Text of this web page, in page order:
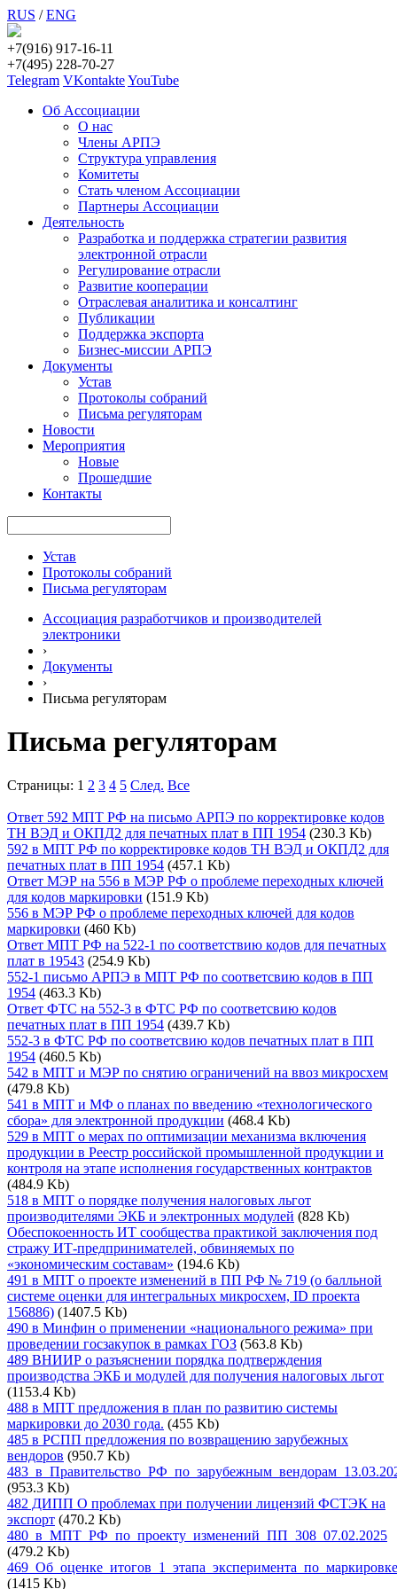
RUS /ENG
+7(916) 917-16-11
+7(495) 228-70-27
Telegram VKontakteYouTube
Об Ассоциации
О нас
Члены АРПЭ
Структура управления
Комитеты
Стать членом Ассоциации
Партнеры Ассоциации
Деятельность
Разработка и поддержка стратегии развития
электронной отрасли
Регулирование отрасли
Развитие кооперации
Отраслевая аналитика и консалтинг
Публикации
Поддержка экспорта
Бизнес-миссии АРПЭ
Документы
Устав
Протоколы собраний
Письма регуляторам
Новости
Мероприятия
Новые
Прошедшие
Контакты
Устав
Протоколы собраний
Письма регуляторам
Ассоциация разработчиков и производителей
электроники
›
Документы
›
Письма регуляторам
Письма регуляторам
Страницы: 1 2 3 4 5 След. Все
Ответ 592 МПТ РФ на письмо АРПЭ по корректировке кодов
ТН ВЭД и ОКПД2 для печатных плат в ПП 1954 (230.3 Kb)
592 в МПТ РФ по корректировке кодов ТН ВЭД и ОКПД2 для
печатных плат в ПП 1954 (457.1 Kb)
Ответ МЭР на 556 в МЭР РФ о проблеме переходных ключей
для кодов маркировки (151.9 Kb)
556 в МЭР РФ о проблеме переходных ключей для кодов
маркировки (460 Kb)
Ответ МПТ РФ на 522-1 по соответствию кодов для печатных
плат в 19543 (254.9 Kb)
552-1 письмо АРПЭ в МПТ РФ по соответсвию кодов в ПП
1954 (463.3 Kb)
Ответ ФТС на 552-3 в ФТС РФ по соответсвию кодов
печатных плат в ПП 1954 (439.7 Kb)
552-3 в ФТС РФ по соответсвию кодов печатных плат в ПП
1954 (460.5 Kb)
542 в МПТ и МЭР по снятию ограничений на ввоз микросхем
(479.8 Kb)
541 в МПТ и МФ о планах по введению «технологического
сбора» для электронной продукции (468.4 Kb)
529 в МПТ о мерах по оптимизации механизма включения
продукции в Реестр российской промышленной продукции и
контроля на этапе исполнения государственных контрактов
(484.9 Kb)
518 в МПТ о порядке получения налоговых льгот
производителями ЭКБ и электронных модулей (828 Kb)
Обеспокоенность ИТ сообщества практикой заключения под
стражу ИТ-предпринимателей, обвиняемых по
«экономическим составам» (194.6 Kb)
491 в МПТ о проекте изменений в ПП РФ № 719 (о балльной
системе оценки для интегральных микросхем, ID проекта
156886) (1407.5 Kb)
490 в Минфин о применении «национального режима» при
проведении госзакупок в рамках ГОЗ (563.8 Kb)
489 ВНИИР о разъяснении порядка подтверждения
производства ЭКБ и модулей для получения налоговых льгот
(1153.4 Kb)
488 в МПТ предложения в план по развитию системы
маркировки до 2030 года. (455 Kb)
485 в РСПП предложения по возвращению зарубежных
вендоров (950.7 Kb)
(953.3 Kb)
482 ДИПП О проблемах при получении лицензий ФСТЭК на
экспорт (470.2 Kb)
480_в_МПТ_РФ_по_проекту_изменений_ПП_308_07.02.2025
(479.2 Kb)
(1415 Kb)